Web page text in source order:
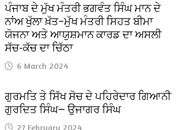
ਪੰਜਾਬ ਦੇ ਮੁੱਖ ਮੰਤਰੀ ਭਗਵੰਤ ਸਿੰਘ ਮਾਨ ਦੇ
ਨਾਂਅ ਖੁੱਲਾ ਖ਼ੱਤ–ਮੁੱਖ ਮੰਤਰੀ ਸਿਹਤ ਬੀਮਾ
ਯੋਜਨਾ ਅਤੇ ਆਯੁਸ਼ਮਾਨ ਕਾਰਡ ਦਾ ਅਸਲੀ
ਸੱਚ-ਕੱਚ ਦਾ ਚਿੱਠਾ
6 March 2024
ਗੁਰਮਤਿ ਤੇ ਸਿੱਖ ਸੋਚ ਦੇ ਪਹਿਰੇਦਾਰ ਗਿਆਨੀ
ਗੁਰਦਿਤ ਸਿੰਘ— ਉਜਾਗਰ ਸਿੰਘ
27 February 2024